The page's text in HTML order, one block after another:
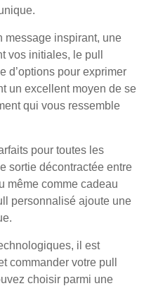
message inspirant, une
vos initiales, le pull
d’options pour exprimer
un excellent moyen de se
qui vous ressemble
pour toutes les
sortie décontractée entre
même comme cadeau
personnalisé ajoute une
il est
commander votre pull
choisir parmi une